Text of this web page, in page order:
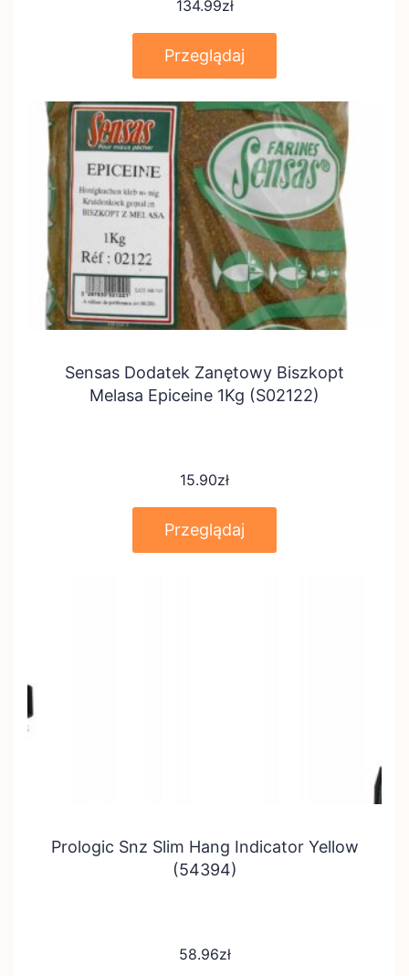
134.99zł
Przeglądaj
Sensas Dodatek Zanętowy Biszkopt
Melasa Epiceine 1Kg (S02122)
15.90zł
Przeglądaj
Prologic Snz Slim Hang Indicator Yellow
(54394)
58.96zł